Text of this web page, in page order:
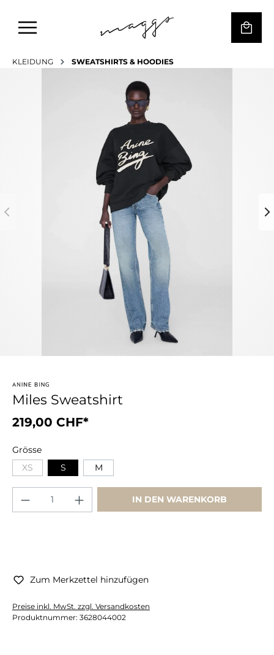
KLEIDUNG SWEATSHIRTS & HOODIES
Miles Sweatshirt
219,00 CHF*
Grösse
XS
S M
IN DEN WARENKORB
Zum Merkzettel hinzufügen
Preise inkl. MwSt. zzgl. Versandkosten
Produktnummer: 3628044002